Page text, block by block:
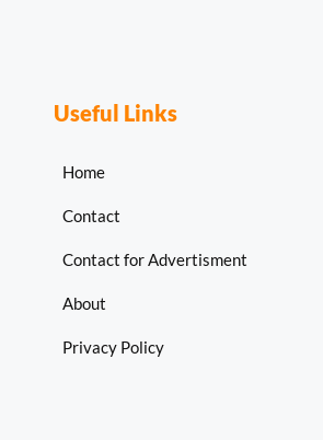
Useful Links
Home
Contact
Contact for Advertisment
About
Privacy Policy